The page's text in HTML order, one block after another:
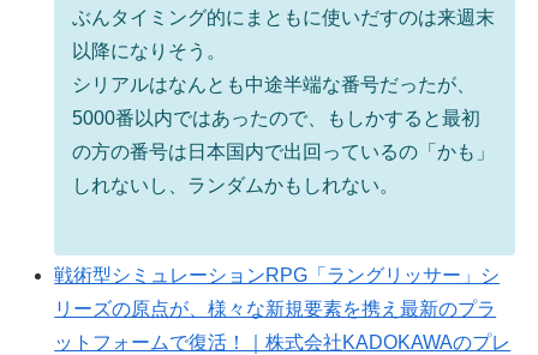
ぶんタイミング的にまともに使いだすのは来週末
以降になりそう。
シリアルはなんとも中途半端な番号だったが、
5000番以内ではあったので、もしかすると最初
の方の番号は日本国内で出回っているの「かも」
しれないし、ランダムかもしれない。
戦術型シミュレーションRPG「ラングリッサー」シ
リーズの原点が、様々な新規要素を携え最新のプラ
ットフォームで復活！｜株式会社KADOKAWAのプレ